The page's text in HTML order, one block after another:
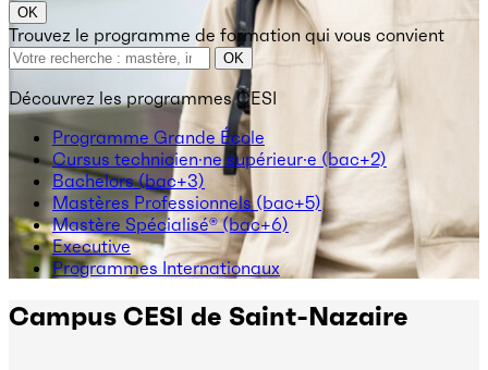
OK
Trouvez le programme de formation qui vous convient
OK
Découvrez les programmes CESI
Programme Grande École
Cursus technicien·ne supérieur·e (bac+2)
Bachelors (bac+3)
Mastères Professionnels (bac+5)
Mastère Spécialisé® (bac+6)
Executive
Programmes Internationaux
Campus CESI de Saint-Nazaire